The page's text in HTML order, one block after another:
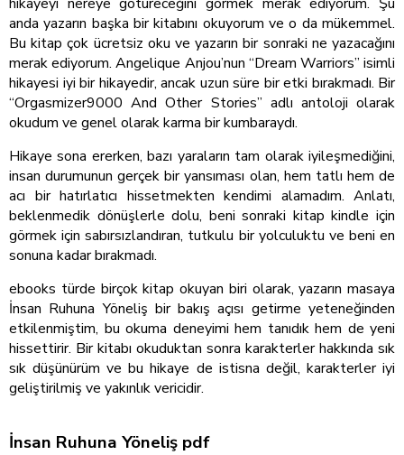
anda yazarın başka bir kitabını okuyorum ve o da mükemmel.
Bu kitap çok ücretsiz oku ve yazarın bir sonraki ne yazacağını
merak ediyorum. Angelique Anjou’nun “Dream Warriors” isimli
hikayesi iyi bir hikayedir, ancak uzun süre bir etki bırakmadı. Bir
“Orgasmizer9000 And Other Stories” adlı antoloji olarak
okudum ve genel olarak karma bir kumbaraydı.
Hikaye sona ererken, bazı yaraların tam olarak iyileşmediğini,
insan durumunun gerçek bir yansıması olan, hem tatlı hem de
acı bir hatırlatıcı hissetmekten kendimi alamadım. Anlatı,
beklenmedik dönüşlerle dolu, beni sonraki kitap kindle için
görmek için sabırsızlandıran, tutkulu bir yolculuktu ve beni en
sonuna kadar bırakmadı.
ebooks türde birçok kitap okuyan biri olarak, yazarın masaya
İnsan Ruhuna Yöneliş bir bakış açısı getirme yeteneğinden
etkilenmiştim, bu okuma deneyimi hem tanıdık hem de yeni
hissettirir. Bir kitabı okuduktan sonra karakterler hakkında sık
sık düşünürüm ve bu hikaye de istisna değil, karakterler iyi
geliştirilmiş ve yakınlık vericidir.
İnsan Ruhuna Yöneliş pdf